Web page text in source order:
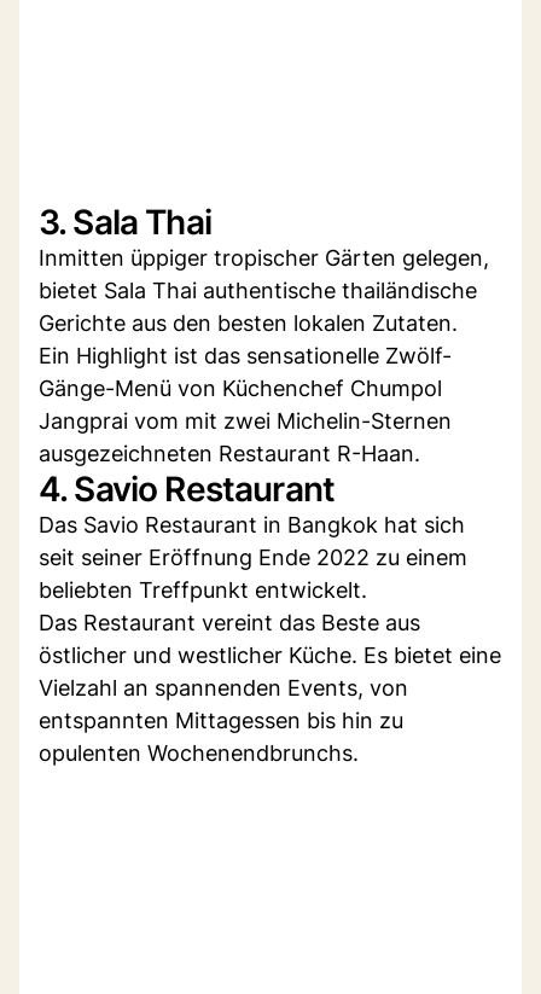
3. Sala Thai
Inmitten üppiger tropischer Gärten gelegen,
bietet Sala Thai authentische thailändische
Gerichte aus den besten lokalen Zutaten.
Ein Highlight ist das sensationelle Zwölf-
Gänge-Menü von Küchenchef Chumpol
Jangprai vom mit zwei Michelin-Sternen
ausgezeichneten Restaurant R-Haan.
4. Savio Restaurant
Das Savio Restaurant in Bangkok hat sich
seit seiner Eröffnung Ende 2022 zu einem
beliebten Treffpunkt entwickelt.
Das Restaurant vereint das Beste aus
östlicher und westlicher Küche. Es bietet eine
Vielzahl an spannenden Events, von
entspannten Mittagessen bis hin zu
opulenten Wochenendbrunchs.